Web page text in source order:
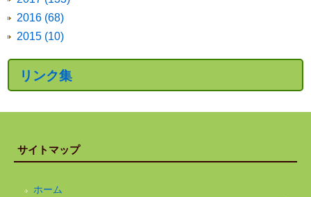
2016 (68)
2015 (10)
リンク集
サイトマップ
ホーム